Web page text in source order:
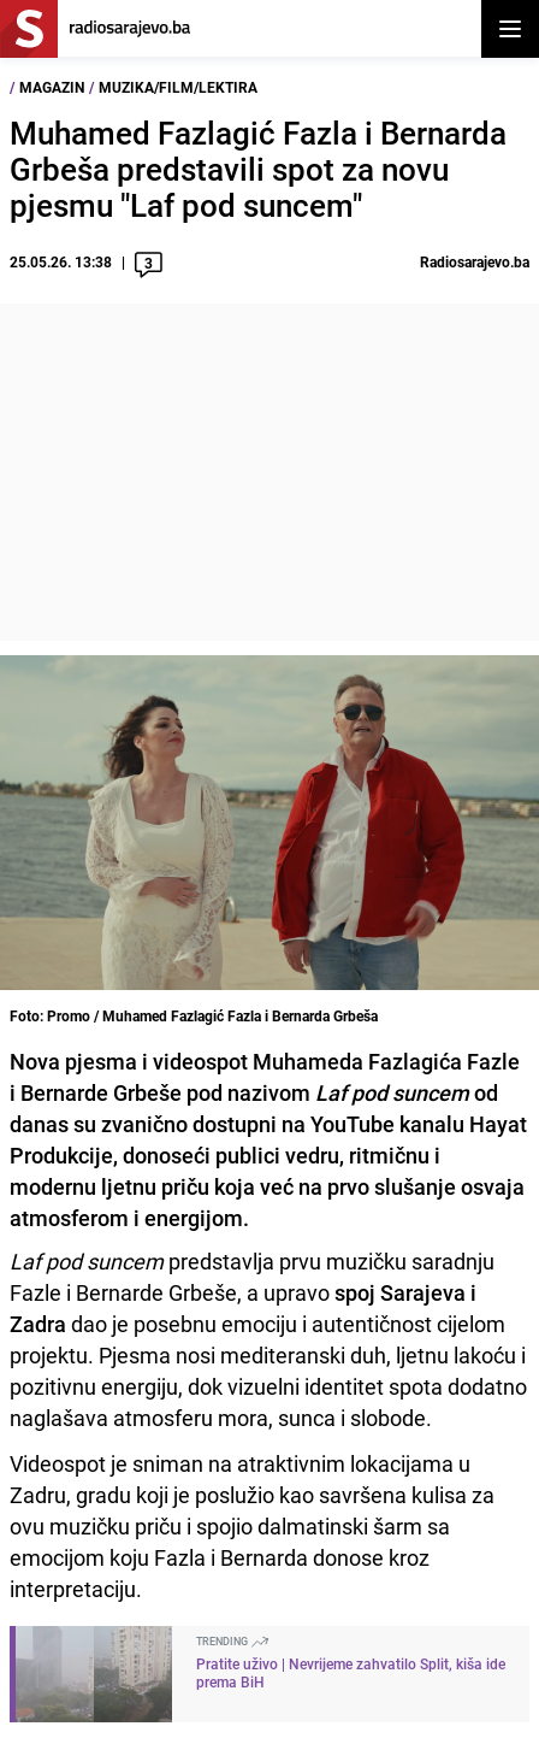
/ MAGAZIN / MUZIKA/FILM/LEKTIRA
Muhamed Fazlagić Fazla i Bernarda
Grbeša predstavili spot za novu
pjesmu "Laf pod suncem"
25.05.26. 13:38 3 Radiosarajevo.ba
Foto: Promo / Muhamed Fazlagić Fazla i Bernarda Grbeša
Nova pjesma i videospot Muhameda Fazlagića Fazle
i Bernarde Grbeše pod nazivom Laf pod suncemod
danas su zvanično dostupni na YouTube kanalu Hayat
Produkcije, donoseći publici vedru, ritmičnu i
modernu ljetnu priču koja već na prvo slušanje osvaja
atmosferom i energijom.
Laf pod suncempredstavlja prvu muzičku saradnju
Fazle i Bernarde Grbeše, a upravospoj Sarajeva i
Zadra dao je posebnu emociju i autentičnost cijelom
projektu. Pjesma nosi mediteranski duh, ljetnu lakoću i
pozitivnu energiju, dok vizuelni identitet spota dodatno
naglašava atmosferu mora, sunca i slobode.
Videospot je sniman na atraktivnim lokacijama u
Zadru, gradu koji je poslužio kao savršena kulisa za
ovu muzičku priču i spojio dalmatinski šarm sa
emocijom koju Fazla i Bernarda donose kroz
interpretaciju.
TRENDING
Pratite uživo | Nevrijeme zahvatilo Split, kiša ide
prema BiH